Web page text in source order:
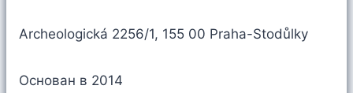
Archeologická 2256/1, 155 00 Praha-Stodůlky
Основан в 2014